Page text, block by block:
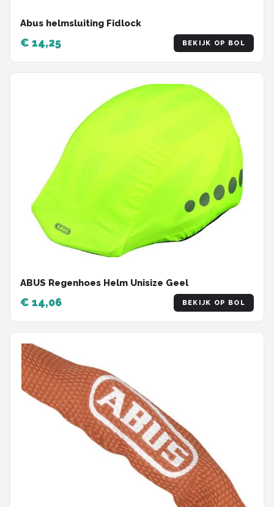
Abus helmsluiting Fidlock
€ 14,25 BEKIJK OP BOL
ABUS Regenhoes Helm Unisize Geel
€ 14,06 BEKIJK OP BOL